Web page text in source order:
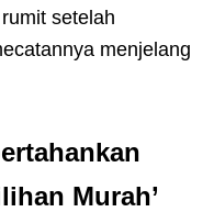
setelah
menjelang
Murah’